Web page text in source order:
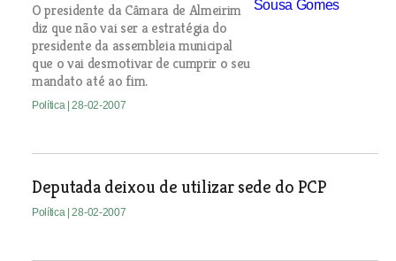
O presidente da Câmara de Almeirim
diz que não vai ser a estratégia do
presidente da assembleia municipal
que o vai desmotivar de cumprir o seu
mandato até ao fim.
Política | 28-02-2007
Deputada deixou de utilizar sede do PCP
Política | 28-02-2007